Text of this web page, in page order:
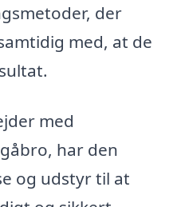
der
med, at de
med
har den
og udstyr til at